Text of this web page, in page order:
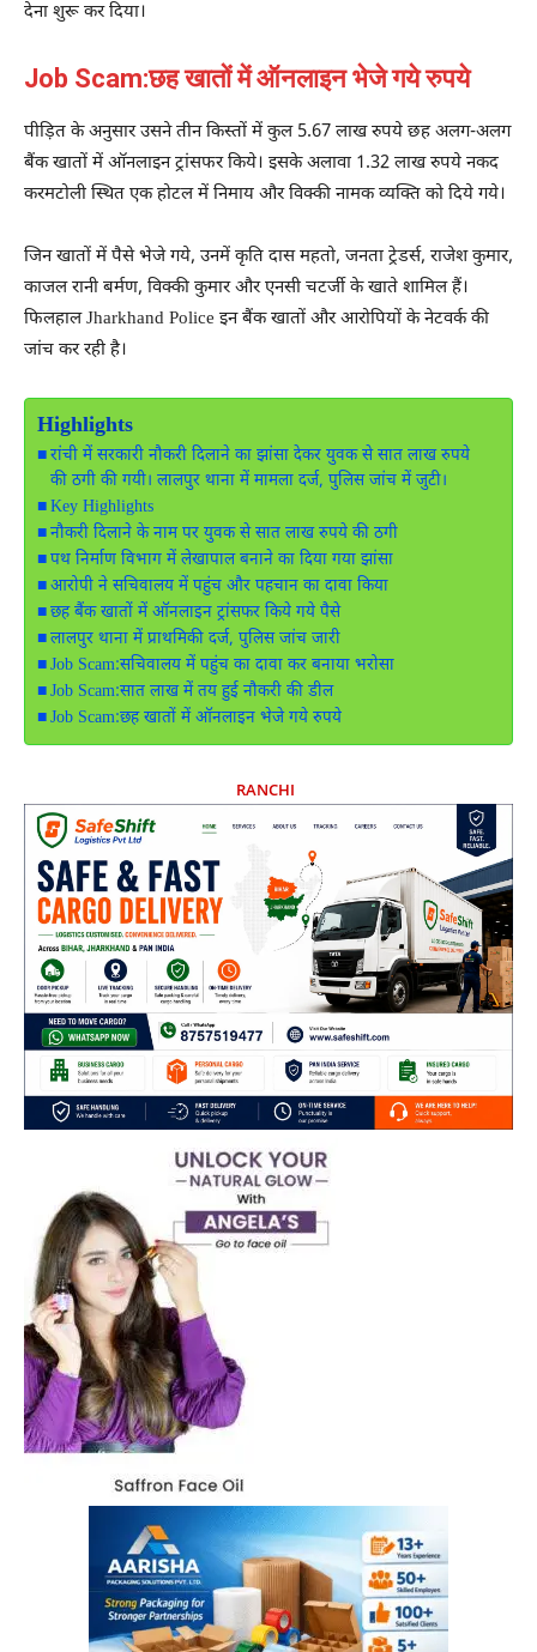
देना शुरू कर दिया।
Job Scam:छह खातों में ऑनलाइन भेजे गये रुपये
पीड़ित के अनुसार उसने तीन किस्तों में कुल 5.67 लाख रुपये छह अलग-अलग
बैंक खातों में ऑनलाइन ट्रांसफर किये। इसके अलावा 1.32 लाख रुपये नकद
करमटोली स्थित एक होटल में निमाय और विक्की नामक व्यक्ति को दिये गये।
जिन खातों में पैसे भेजे गये, उनमें कृति दास महतो, जनता ट्रेडर्स, राजेश कुमार,
काजल रानी बर्मण, विक्की कुमार और एनसी चटर्जी के खाते शामिल हैं।
फिलहालJharkhand Police इन बैंक खातों और आरोपियों के नेटवर्क की
जांच कर रही है।
Highlights
रांची में सरकारी नौकरी दिलाने का झांसा देकर युवक से सात लाख रुपये
की ठगी की गयी। लालपुर थाना में मामला दर्ज, पुलिस जांच में जुटी।
Key Highlights
नौकरी दिलाने के नाम पर युवक से सात लाख रुपये की ठगी
पथ निर्माण विभाग में लेखापाल बनाने का दिया गया झांसा
आरोपी ने सचिवालय में पहुंच और पहचान का दावा किया
छह बैंक खातों में ऑनलाइन ट्रांसफर किये गये पैसे
लालपुर थाना में प्राथमिकी दर्ज, पुलिस जांच जारी
Job Scam:सचिवालय में पहुंच का दावा कर बनाया भरोसा
Job Scam:सात लाख में तय हुई नौकरी की डील
Job Scam:छह खातों में ऑनलाइन भेजे गये रुपये
RANCHI